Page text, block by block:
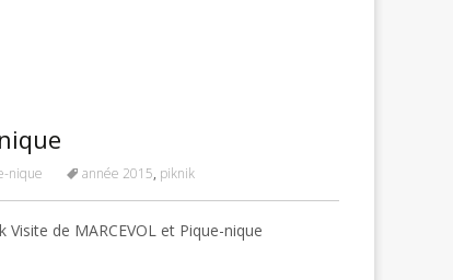
nique année 2015, piknik
Visite de MARCEVOL et Pique-nique